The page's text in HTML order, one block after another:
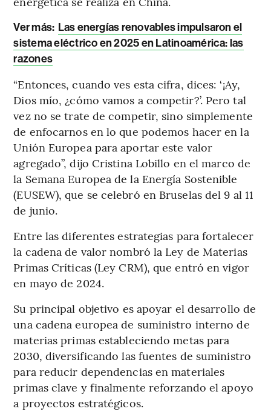
Ver más: Las energías renovables impulsaron el
sistema eléctrico en 2025 en Latinoamérica: las
razones
“Entonces, cuando ves esta cifra, dices: ‘¡Ay,
Dios mío, ¿cómo vamos a competir?’. Pero tal
vez no se trate de competir, sino simplemente
de enfocarnos en lo que podemos hacer en la
Unión Europea para aportar este valor
agregado”, dijo Cristina Lobillo en el marco de
la Semana Europea de la Energía Sostenible
(EUSEW), que se celebró en Bruselas del 9 al 11
de junio.
Entre las diferentes estrategias para fortalecer
la cadena de valor nombró la Ley de Materias
Primas Críticas (Ley CRM), que entró en vigor
en mayo de 2024.
Su principal objetivo es apoyar el desarrollo de
una cadena europea de suministro interno de
materias primas estableciendo metas para
2030, diversificando las fuentes de suministro
para reducir dependencias en materiales
primas clave y finalmente reforzando el apoyo
a proyectos estratégicos.